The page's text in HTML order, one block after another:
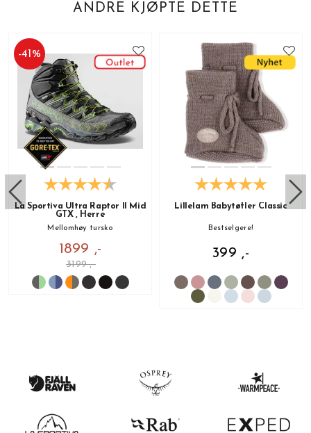
ANDRE KJØPTE DETTE
-41 %
La Sportiva Ultra Raptor II Mid
GTX , Herre
Mellomhøy tursko
1899 ,-
3199 ,-
Lillelam Babytøfler Classic
Bestselgere!
399 ,-